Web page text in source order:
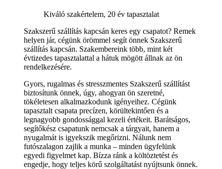
Kiváló szakértelem, 20 év tapasztalat
Szakszerű szállítás kapcsán keres egy csapatot? Remek
helyen jár, cégünk örömmel segít önnek Szakszerű
szállítás kapcsán. Szakembereink több, mint két
évtizedes tapasztalattal a hátuk mögött állnak az ön
rendelkezésére.
Gyors, rugalmas és stresszmentes Szakszerű szállítást
biztosítunk önnek, úgy, ahogyan ön szeretné,
tökéletesen alkalmazkodunk igényeihez. Cégünk
tapasztalt csapata precízen, körültekintően és a
legnagyobb gondossággal kezeli értékeit. Barátságos,
segítőkész csapatunk nemcsak a tárgyait, hanem a
nyugalmát is igyekszik megőrizni. Nálunk nem
futószalagon zajlik a munka – minden ügyfelünk
egyedi figyelmet kap. Bízza ránk a költöztetést és
engedje, hogy teljes körű szolgáltatást nyújtsunk önnek.